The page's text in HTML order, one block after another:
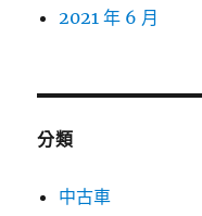
2021 年 6 月
分類
中古車